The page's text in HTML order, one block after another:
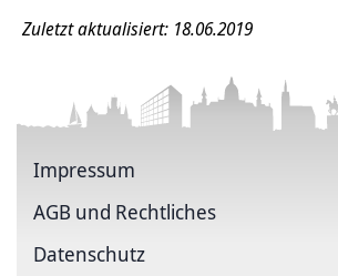
Zuletzt aktualisiert: 18.06.2019
Impressum
AGB und Rechtliches
Datenschutz